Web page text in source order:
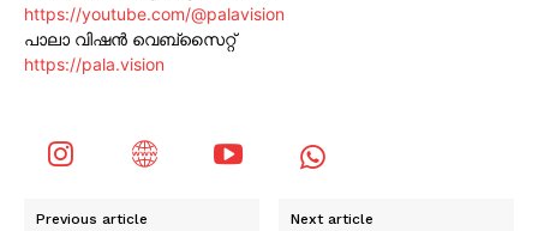
https://youtube.com/@palavision
പാലാ വിഷൻ വെബ്സൈറ്റ്
https://pala.vision
Previous article Next article